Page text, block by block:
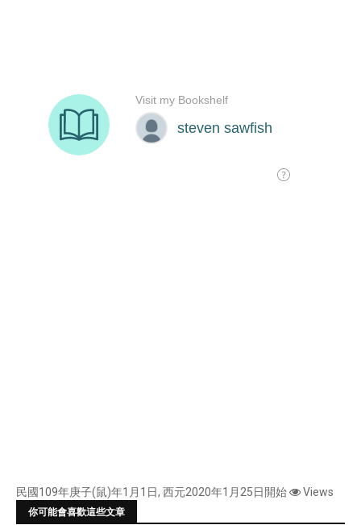
民國109年庚子(鼠)年1月1日, 西元2020年1月25日開始 Views
你可能會喜歡這些文章